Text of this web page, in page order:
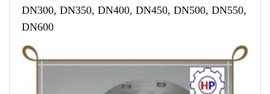
DN300, DN350, DN400, DN450, DN500, DN550,
DN600